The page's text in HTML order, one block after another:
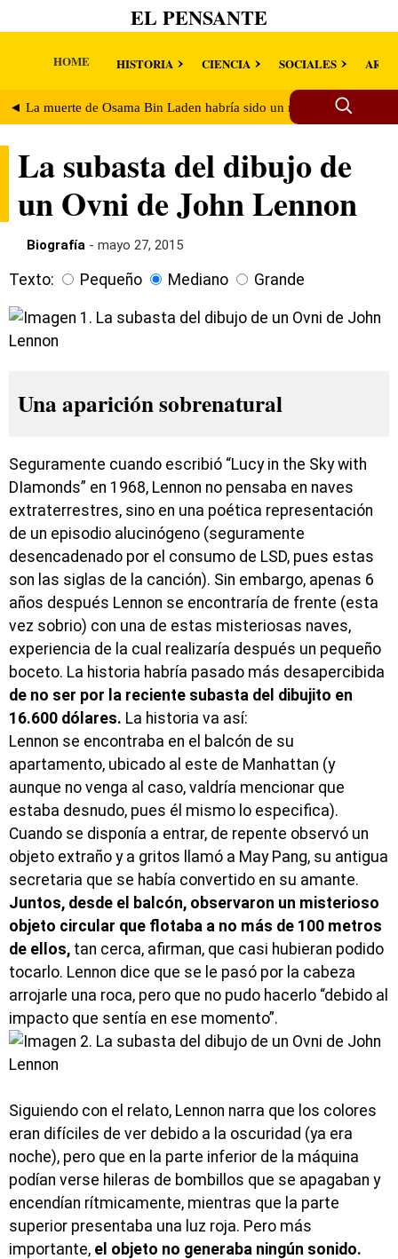
EL PENSANTE
HOME HISTORIA CIENCIA SOCIALES
◄ La muerte de Osama Bin Laden habría sido un montaje mediático
La subasta del dibujo de
un Ovni de John Lennon
Biografía - mayo 27, 2015
Texto: Pequeño Mediano Grande
Una aparición sobrenatural
Seguramente cuando escribió “Lucy in the Sky with
DIamonds” en 1968, Lennon no pensaba en naves
extraterrestres, sino en una poética representación
de un episodio alucinógeno (seguramente
desencadenado por el consumo de LSD, pues estas
son las siglas de la canción). Sin embargo, apenas 6
años después Lennon se encontraría de frente (esta
vez sobrio) con una de estas misteriosas naves,
experiencia de la cual realizaría después un pequeño
boceto. La historia habría pasado más desapercibida
de no ser por la reciente subasta del dibujito en
16.600 dólares. La historia va así:
Lennon se encontraba en el balcón de su
apartamento, ubicado al este de Manhattan (y
aunque no venga al caso, valdría mencionar que
estaba desnudo, pues él mismo lo especifica).
Cuando se disponía a entrar, de repente observó un
objeto extraño y a gritos llamó a May Pang, su antigua
secretaria que se había convertido en su amante.
Juntos, desde el balcón, observaron un misterioso
objeto circular que flotaba a no más de 100 metros
de ellos, tan cerca, afirman, que casi hubieran podido
tocarlo. Lennon dice que se le pasó por la cabeza
arrojarle una roca, pero que no pudo hacerlo “debido al
impacto que sentía en ese momento”.
Siguiendo con el relato, Lennon narra que los colores
eran difíciles de ver debido a la oscuridad (ya era
noche), pero que en la parte inferior de la máquina
podían verse hileras de bombillos que se apagaban y
encendían rítmicamente, mientras que la parte
superior presentaba una luz roja. Pero más
importante, el objeto no generaba ningún sonido.